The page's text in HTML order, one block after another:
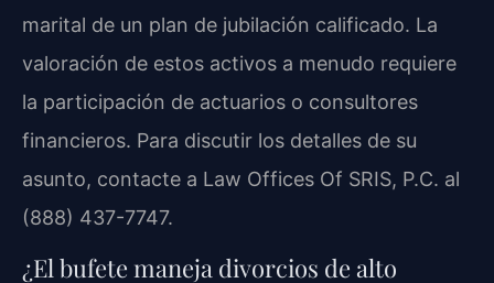
marital de un plan de jubilación calificado. La
valoración de estos activos a menudo requiere
la participación de actuarios o consultores
financieros. Para discutir los detalles de su
asunto, contacte a Law Offices Of SRIS, P.C. al
(888) 437-7747.
¿El bufete maneja divorcios de alto